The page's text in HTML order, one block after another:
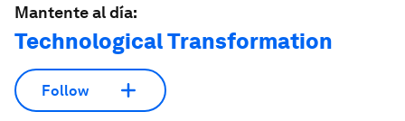
Mantente al día:
Technological Transformation
Follow